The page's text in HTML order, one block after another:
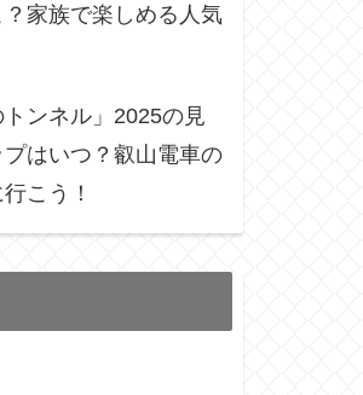
家族で楽しめる人気
ンネル」2025の見
はいつ？叡山電車の
こう！